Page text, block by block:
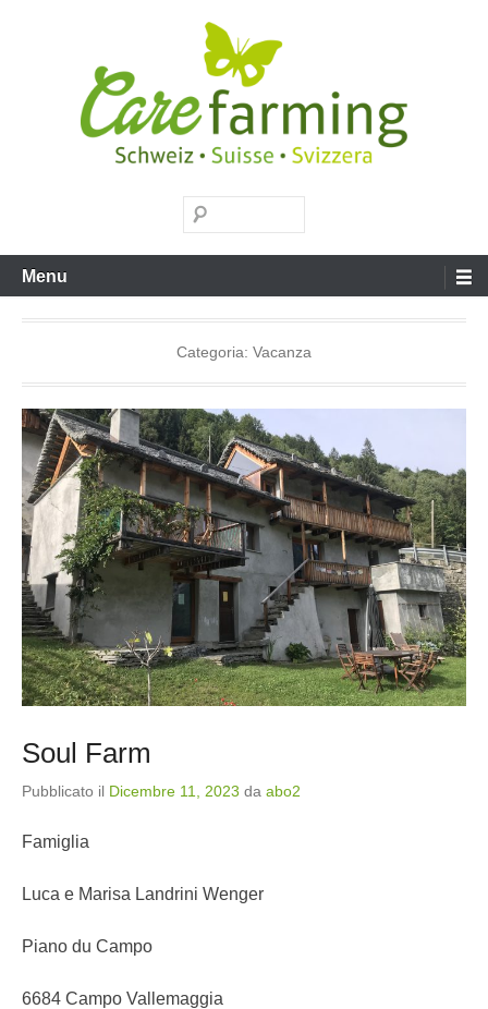
Cerca
Menu
Categoria: Vacanza
Soul Farm
Pubblicato il Dicembre 11, 2023 da abo2
Famiglia
Luca e Marisa Landrini Wenger
Piano du Campo
6684 Campo Vallemaggia